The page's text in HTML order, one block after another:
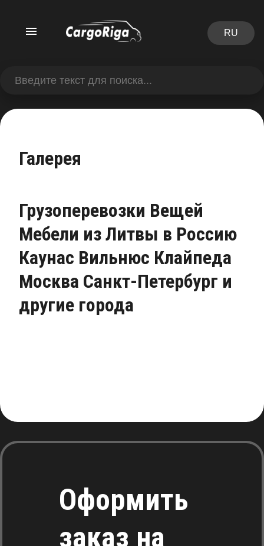
RU
Галерея
Грузоперевозки Вещей
Мебели из Литвы в Россию
Каунас Вильнюс Клайпеда
Москва Санкт-Петербург и
другие города
Оформить
заказ на